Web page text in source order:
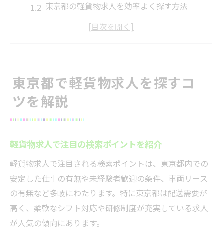
東京都の軽貨物求人を効率よく探す方法
軽貨物求人選びで失敗しないポイント解説
けるコツ
未経験から始める軽貨物ドライバーの魅力
未経験歓迎の軽貨物求人が選ばれる理由
制
東京都で未経験が安心して働ける環境とは
軽貨物求人でスキルアップできる働き方
初めての軽貨物求人応募に役立つ情報
柔軟な働き方なら軽貨物求人がおすすめ
東京都で軽貨物求人を探すコ
ツを解説
軽貨物求人で注目の検索ポイントを紹介
軽貨物求人で注目される検索ポイントは、東京都内での
安定した仕事の有無や未経験者歓迎の条件、車両リース
の有無など多岐にわたります。特に東京都は配送需要が
高く、柔軟なシフト対応や研修制度が充実している求人
が人気の傾向にあります。